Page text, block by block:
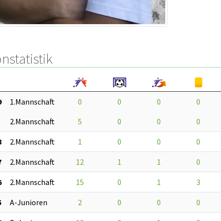
1.Mannschaft 0 0 0
0
2.Mannschaft
5 0 0 0
2.Mannschaft 1 0 0 0
2.Mannschaft 12 1 1 0
2.Mannschaft 15 0 1 3
A-Junioren 2 0 0 0